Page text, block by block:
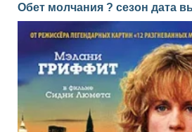
Обет молчания ? сезон дата